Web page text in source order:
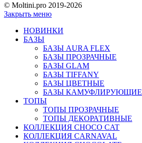
© Moltini.pro 2019-2026
Закрыть меню
НОВИНКИ
БАЗЫ
БАЗЫ AURA FLEX
БАЗЫ ПРОЗРАЧНЫЕ
БАЗЫ GLAM
БАЗЫ TIFFANY
БАЗЫ ЦВЕТНЫЕ
БАЗЫ КАМУФЛИРУЮЩИЕ
ТОПЫ
ТОПЫ ПРОЗРАЧНЫЕ
ТОПЫ ДЕКОРАТИВНЫЕ
КОЛЛЕКЦИЯ CHOCO CAT
КОЛЛЕКЦИЯ CARNAVAL